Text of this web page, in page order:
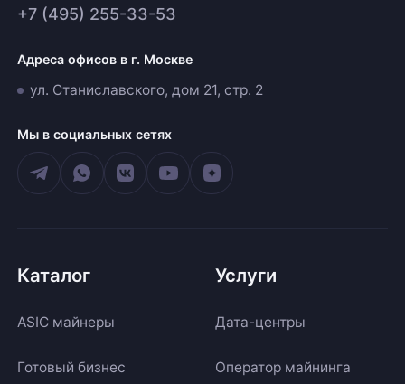
+7 (495) 255-33-53
Адреса офисов в г. Москве
ул. Станиславского, дом 21, стр. 2
Мы в социальных сетях
Каталог
ASIC майнеры
Готовый бизнес
Услуги
Дата-центры
Оператор майнинга